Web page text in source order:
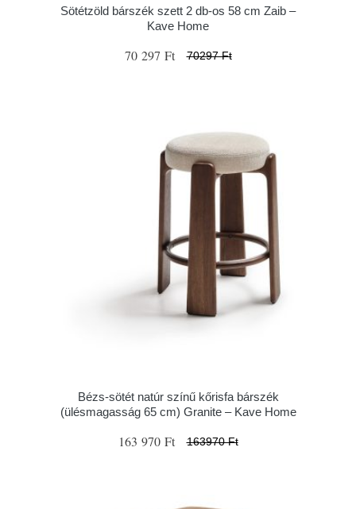
Sötétzöld bárszék szett 2 db-os 58 cm Zaib –
Kave Home
70 297 Ft 70297 Ft
Bézs-sötét natúr színű kőrisfa bárszék
(ülésmagasság 65 cm) Granite – Kave Home
163 970 Ft 163970 Ft